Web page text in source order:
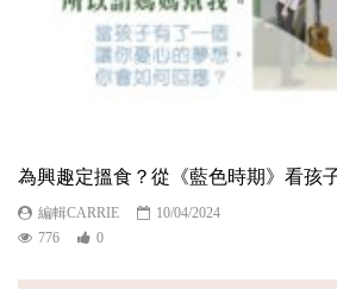
為興趣定搵食？從《藍色時期》看孩
編輯CARRIE
10/04/2024
776
0